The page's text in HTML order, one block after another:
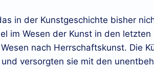
in der Kunstgeschichte bisher
im Wesen der Kunst in den letzten
nach Herrschaftskunst. Die
versorgten sie mit den